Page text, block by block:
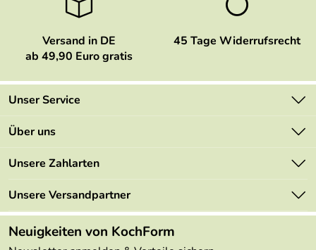
Versand in DE
ab 49,90 Euro gratis
45 Tage Widerrufsrecht
Unser Service
Kontakt
Mehrwertsteuerfrei
Retourenportal
FAQs
Lieferbedingungen
Über uns
Marken
Angebote
Made in Germany
Unsere Zahlarten
Unsere Versandpartner
Neuigkeiten von KochForm